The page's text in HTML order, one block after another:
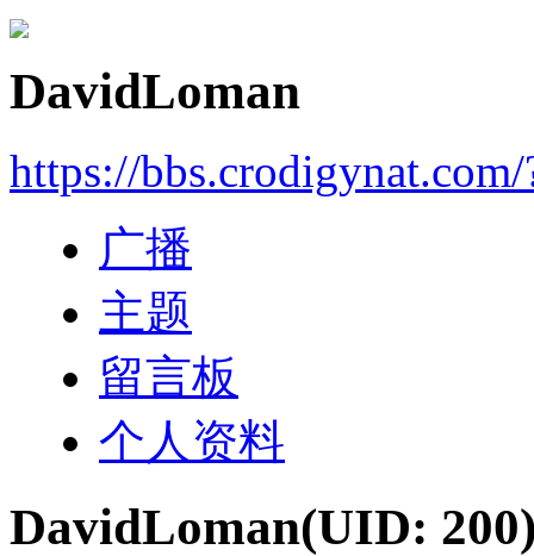
DavidLoman
https://bbs.crodigynat.com/
广播
主题
留言板
个人资料
DavidLoman(UID: